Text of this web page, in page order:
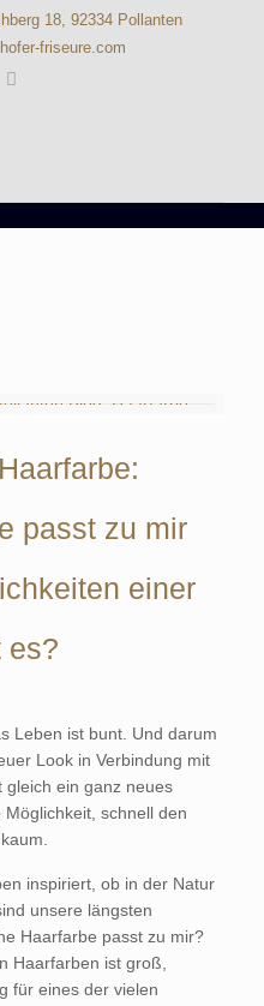
18, 92334 Pollanten
friseure.com
passt zu mir
einer
es?
Leben ist bunt. Und darum
Look in Verbindung mit
ein ganz neues
schnell den
inspiriert, ob in der Natur
unsere längsten
Haarfarbe passt zu mir?
Haarfarben ist groß,
für eines der vielen